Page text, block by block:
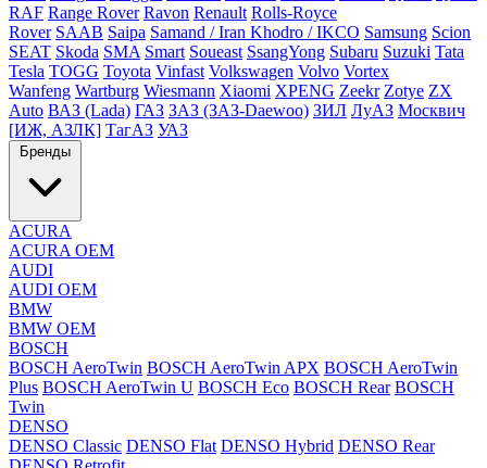
RAF Range Rover Ravon Renault Rolls-Royce
Rover SAAB Saipa Samand / Iran Khodro / IKCO Samsung Scion
SEAT Skoda SMA Smart Soueast SsangYong Subaru Suzuki Tata
Tesla TOGG Toyota Vinfast Volkswagen Volvo Vortex
Wanfeng Wartburg Wiesmann Xiaomi XPENG Zeekr Zotye ZX
Auto ВАЗ (Lada) ГАЗ ЗАЗ (ЗАЗ-Daewoo) ЗИЛ ЛуАЗ Москвич
[ИЖ, АЗЛК] ТагАЗ УАЗ
Бренды
ACURA
ACURA OEM
AUDI
AUDI OEM
BMW
BMW OEM
BOSCH
BOSCH AeroTwin BOSCH AeroTwin APX BOSCH AeroTwin
Plus BOSCH AeroTwin U BOSCH Eco BOSCH Rear BOSCH
Twin
DENSO
DENSO Classic DENSO Flat DENSO Hybrid DENSO Rear